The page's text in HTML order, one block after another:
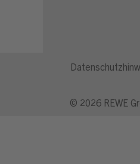
© 2026 REWE